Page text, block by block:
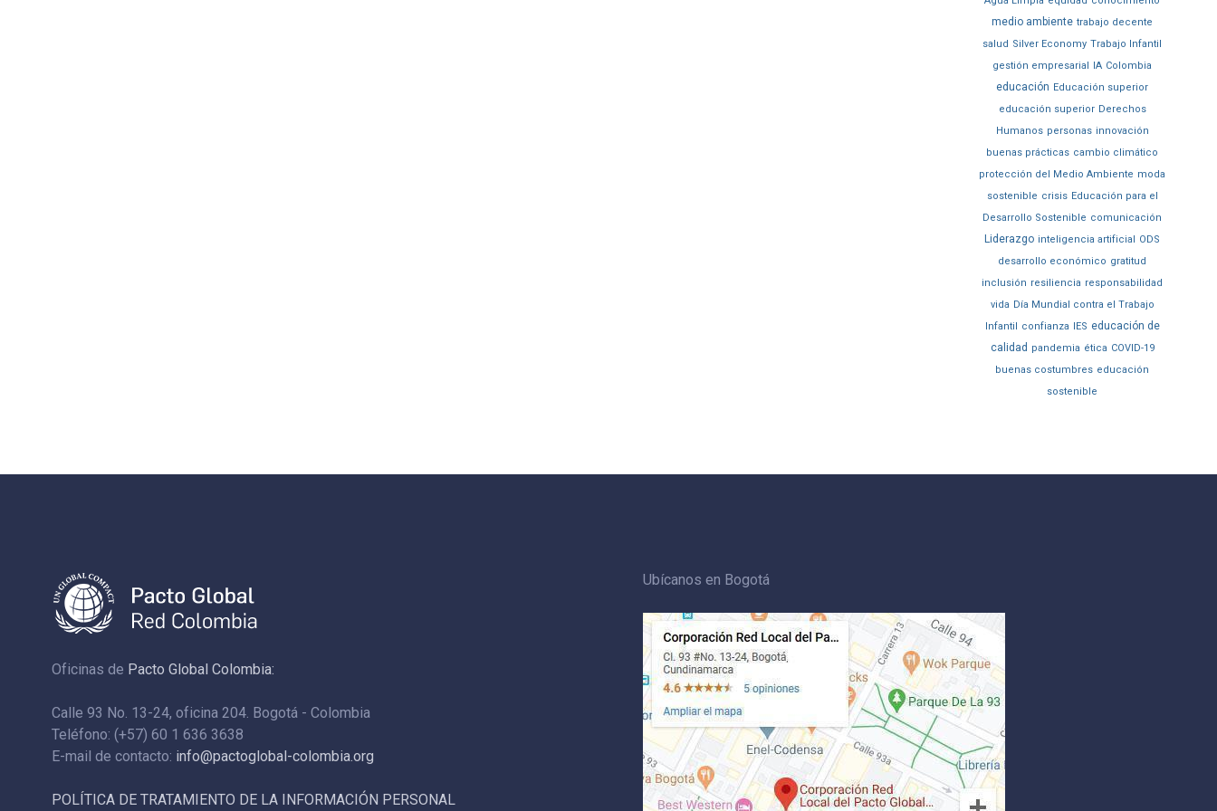
medio ambiente trabajo decente
salud Silver Economy Trabajo Infantil
gestión empresarial IA Colombia
educación Educación superior
educación superior Derechos
Humanos personas innovación
buenas prácticas cambio climático
protección del Medio Ambiente moda
sostenible crisis Educación para el
Desarrollo Sostenible comunicación
Liderazgo inteligencia artificial ODS
desarrollo económico gratitud
inclusión resiliencia responsabilidad
vida Día Mundial contra el Trabajo
Infantil confianza IES educación de
calidad pandemia ética COVID-19
buenas costumbres educación
sostenible
Oficinas de Pacto Global Colombia:
Calle 93 No. 13-24, oficina 204. Bogotá - Colombia
Teléfono: (+57) 60 1 636 3638
E-mail de contacto: info@pactoglobal-colombia.org
POLÍTICA DE TRATAMIENTO DE LA INFORMACIÓN PERSONAL
Ubícanos en Bogotá